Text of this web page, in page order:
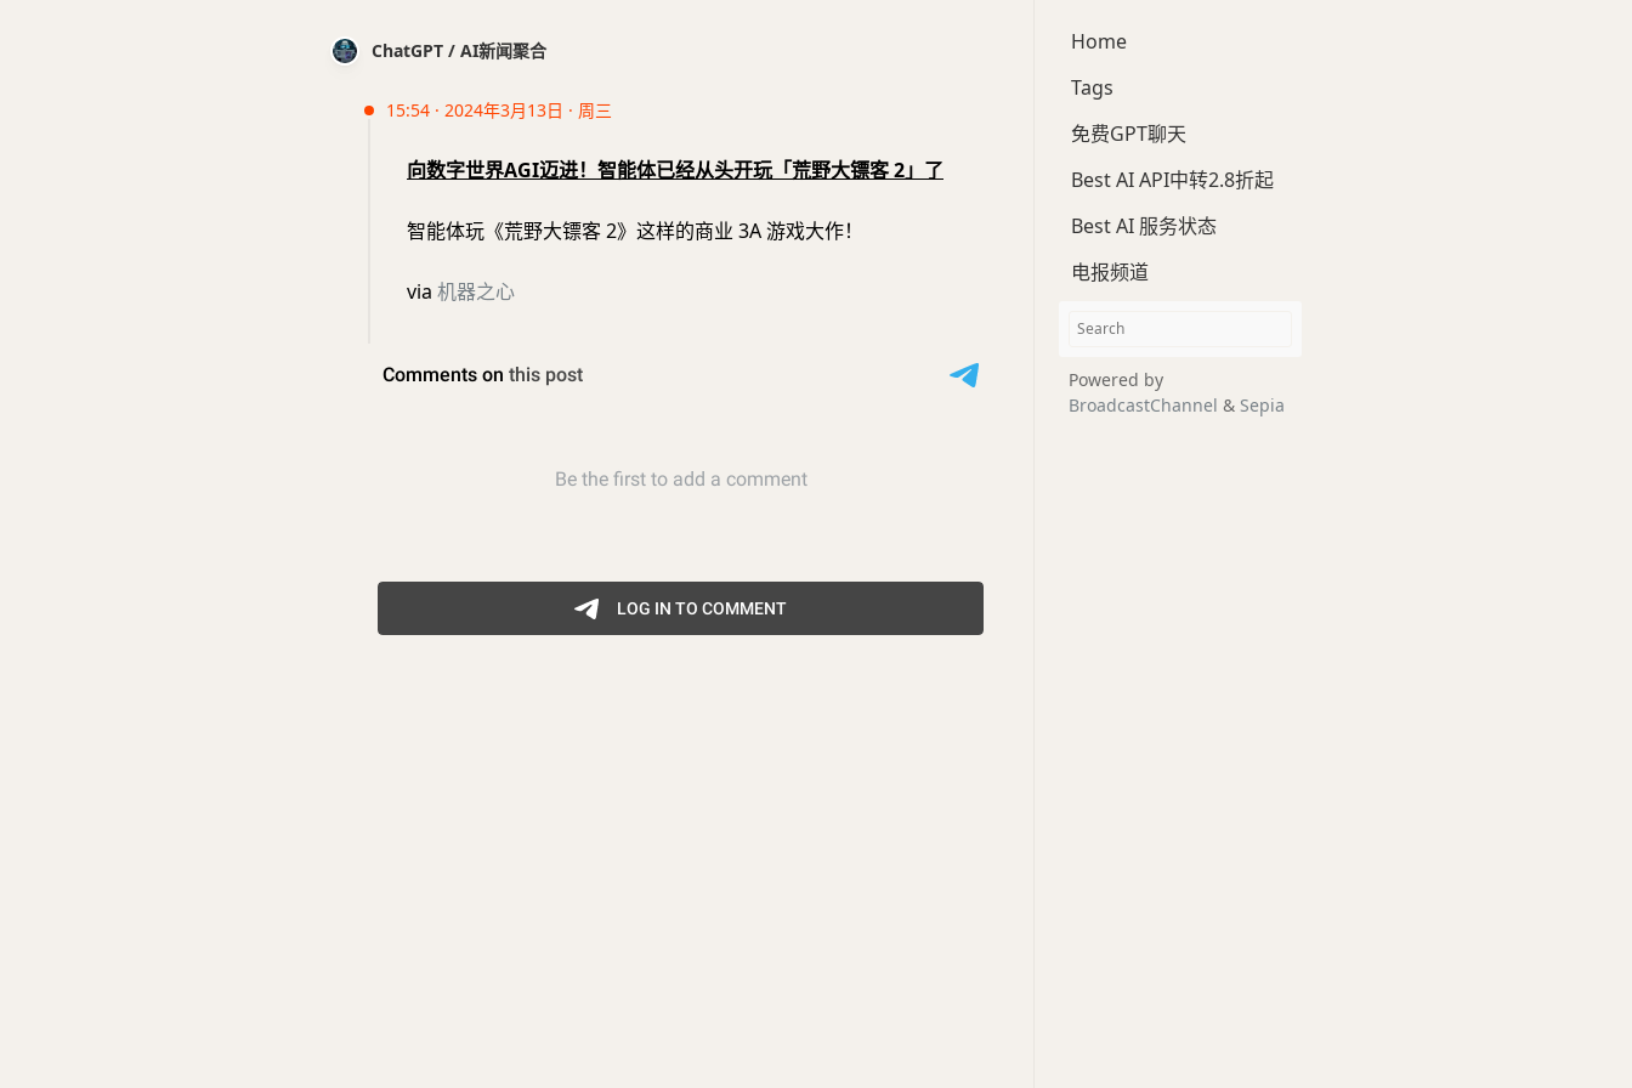
ChatGPT / AI新闻聚合
15:54 · 2024年3月13日 · 周三
向数字世界AGI迈进！智能体已经从头开玩「荒野大镖客 2」了
智能体玩《荒野大镖客 2》这样的商业 3A 游戏大作！
via 机器之心
Home
Tags
免费GPT聊天
Best AI API中转2.8折起
Best AI 服务状态
电报频道
Powered by
BroadcastChannel & Sepia